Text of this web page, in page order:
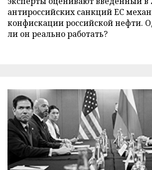
антироссийских санкций ЕС
конфискации российской нефти.
ли он реально работать?